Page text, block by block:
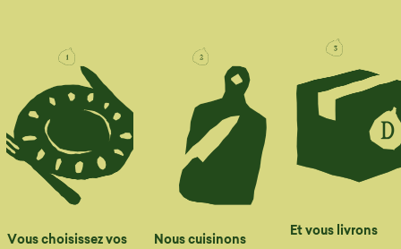
Vous choisissez vos
Nous cuisinons
Et vous livrons